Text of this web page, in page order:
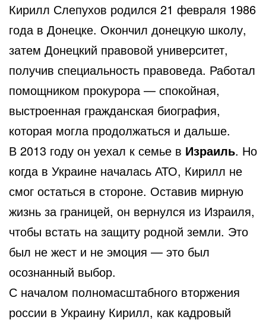
Кирилл Слепухов родился 21 февраля 1986
года в Донецке. Окончил донецкую школу,
затем Донецкий правовой университет,
получив специальность правоведа. Работал
помощником прокурора — спокойная,
выстроенная гражданская биография,
которая могла продолжаться и дальше.
В 2013 году он уехал к семье в Израиль. Но
когда в Украине началась АТО, Кирилл не
смог остаться в стороне. Оставив мирную
жизнь за границей, он вернулся из Израиля,
чтобы встать на защиту родной земли. Это
был не жест и не эмоция — это был
осознанный выбор.
С началом полномасштабного вторжения
россии в Украину Кирилл, как кадровый